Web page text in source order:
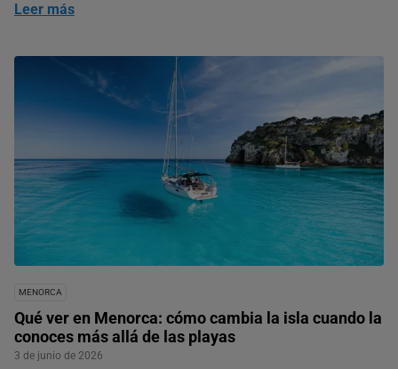
Leer más
MENORCA
Qué ver en Menorca: cómo cambia la isla cuando la
conoces más allá de las playas
3 de junio de 2026